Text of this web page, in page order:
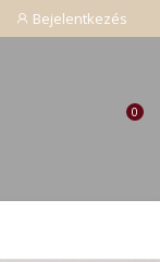
Bejelentkezés
0